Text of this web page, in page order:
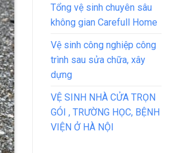
Tổng vệ sinh chuyên sâu
không gian Carefull Home
Vệ sinh công nghiệp công
trình sau sửa chữa, xây
dựng
VỆ SINH NHÀ CỬA TRỌN
GÓI , TRƯỜNG HỌC, BỆNH
VIỆN Ở HÀ NỘI